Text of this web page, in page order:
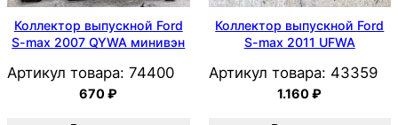
Коллектор выпускной Ford
S-max 2007 QYWA минивэн
Артикул товара: 74400
670₽
Коллектор выпускной Ford
S-max 2011 UFWA
Артикул товара: 43359
1.160₽